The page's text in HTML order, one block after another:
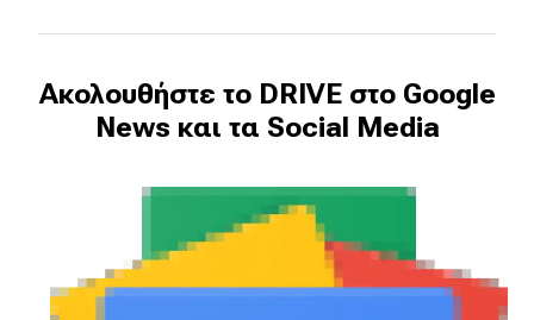
Ακολουθήστε το DRIVE στο Google
News και τα Social Media